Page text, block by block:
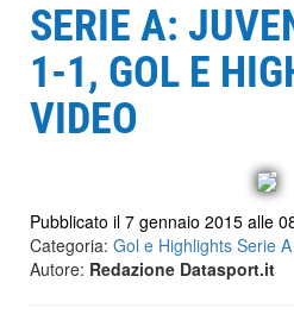
SERIE A:
1-1, GOL E
VIDEO
Pubblicato il 7 gennaio 2015 alle
Categoria: Gol e Highlights Serie A
Autore: Redazione Datasport.it